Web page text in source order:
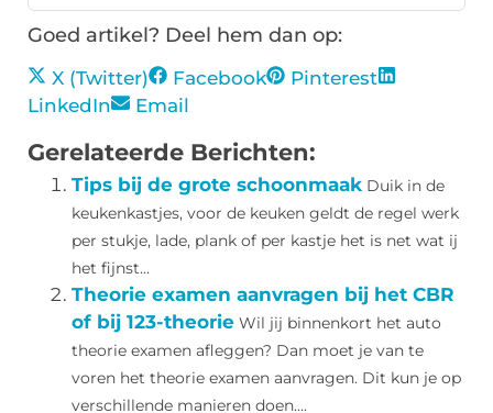
Goed artikel? Deel hem dan op:
X (Twitter) Facebook
Pinterest
LinkedIn
Email
Gerelateerde Berichten:
Tips bij de grote schoonmaak Duik in de
keukenkastjes, voor de keuken geldt de regel werk
per stukje, lade, plank of per kastje het is net wat ij
het fijnst...
Theorie examen aanvragen bij het CBR
of bij 123-theorie Wil jij binnenkort het auto
theorie examen afleggen? Dan moet je van te
voren het theorie examen aanvragen. Dit kun je op
verschillende manieren doen....